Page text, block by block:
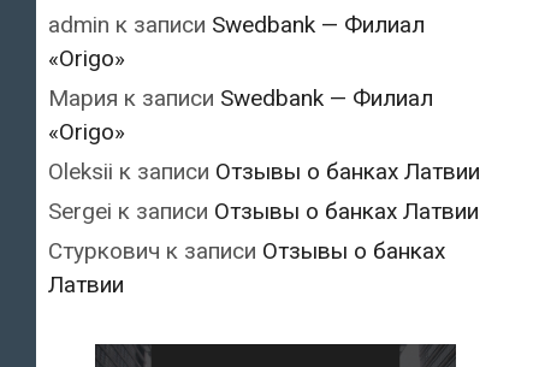
admin к записи Swedbank — Филиал
«Origo»
Мария к записи Swedbank — Филиал
«Origo»
Oleksii к записи Отзывы о банках Латвии
Sergei к записи Отзывы о банках Латвии
Стуркович к записи Отзывы о банках
Латвии